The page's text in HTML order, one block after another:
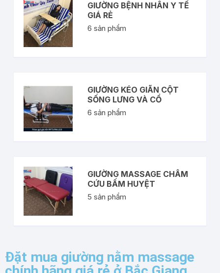
GIƯỜNG BỆNH NHÂN Y TẾ
GIÁ RẺ
6 sản phẩm
GIƯỜNG KÉO GIÃN CỘT
SỐNG LƯNG VÀ CỔ
6 sản phẩm
GIƯỜNG MASSAGE CHÂM
CỨU BẤM HUYỆT
5 sản phẩm
Đặt mua giường nằm massage